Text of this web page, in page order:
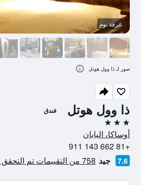
ذا وول هوتل فندق
3 نجوم
أوساكا، اليابان
+81 662 143 911
7.6 جيد 758 من التقييمات تم التحقق منها
غرفة نوم
صور لـ ذا وول هوتل